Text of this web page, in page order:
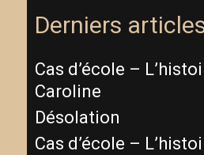
Derniers
Cas d’école –
Caroline
Désolation
Cas d’école –